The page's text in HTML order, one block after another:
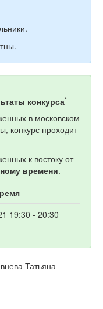
конкурса*
в московском
конкурс проходит
к востоку от
времени.
19:30 - 20:30
Татьяна